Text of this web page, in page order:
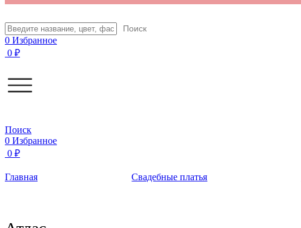
Поиск
0 Избранное
0 ₽
Поиск
0 Избранное
0 ₽
Главная Свадебные платья